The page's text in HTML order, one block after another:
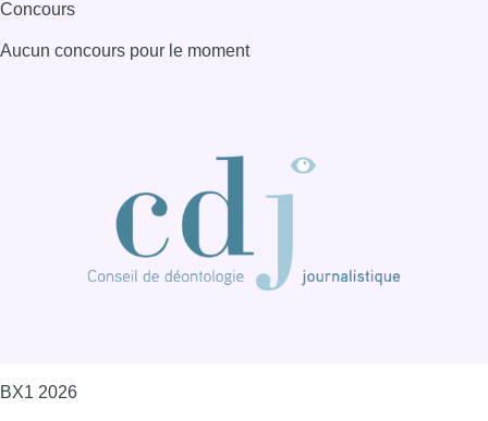
Concours
Aucun concours pour le moment
BX1 2026